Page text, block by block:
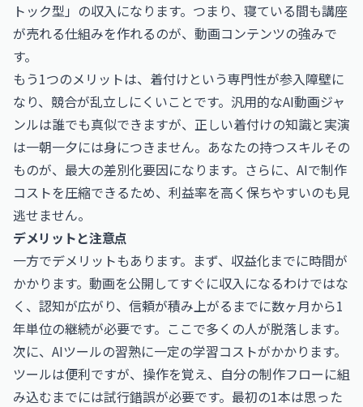
トック型」の収入になります。つまり、寝ている間も講座
が売れる仕組みを作れるのが、動画コンテンツの強みで
す。
もう1つのメリットは、着付けという専門性が参入障壁に
なり、競合が乱立しにくいことです。汎用的なAI動画ジャ
ンルは誰でも真似できますが、正しい着付けの知識と実演
は一朝一夕には身につきません。あなたの持つスキルその
ものが、最大の差別化要因になります。さらに、AIで制作
コストを圧縮できるため、利益率を高く保ちやすいのも見
逃せません。
デメリットと注意点
一方でデメリットもあります。まず、収益化までに時間が
かかります。動画を公開してすぐに収入になるわけではな
く、認知が広がり、信頼が積み上がるまでに数ヶ月から1
年単位の継続が必要です。ここで多くの人が脱落します。
次に、AIツールの習熟に一定の学習コストがかかります。
ツールは便利ですが、操作を覚え、自分の制作フローに組
み込むまでには試行錯誤が必要です。最初の1本は思った